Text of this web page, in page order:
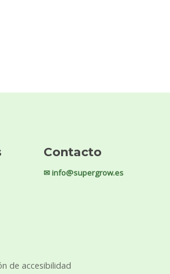
Contacto
✉ info@supergrow.es
de accesibilidad